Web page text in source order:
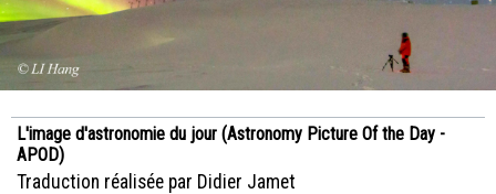
L'image d'astronomie du jour (Astronomy Picture Of the Day -
APOD)
Traduction réalisée par Didier Jamet